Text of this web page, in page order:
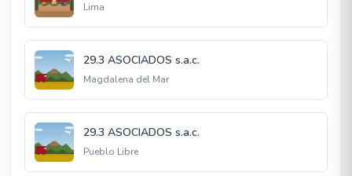
Lima
29.3 ASOCIADOS s.a.c.
Magdalena del Mar
29.3 ASOCIADOS s.a.c.
Pueblo Libre